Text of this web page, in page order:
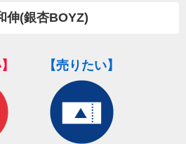
伸(銀杏BOYZ)
【売りたい】